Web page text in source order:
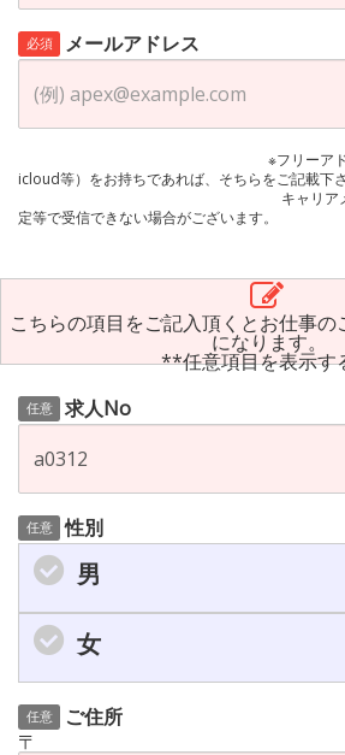
必須 メールアドレス
※フリーア
icloud等）をお持ちであれば、そちらをご記載下さ
キャリアメールの場合
定等で受信できない場合がございます。
こちらの項目をご記入頂くとお仕事
になります。
**任意項目を表示
任意 求人No
任意 性別
男
女
任意
ご住所
〒